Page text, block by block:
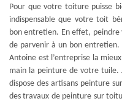
Pour que votre toiture puisse
indispensable que votre toit
bon entretien. En effet,
de parvenir à un bon entretien.
Antoine est l’entreprise la
main la peinture de votre tuile.
dispose des artisans peinture
des travaux de peinture sur